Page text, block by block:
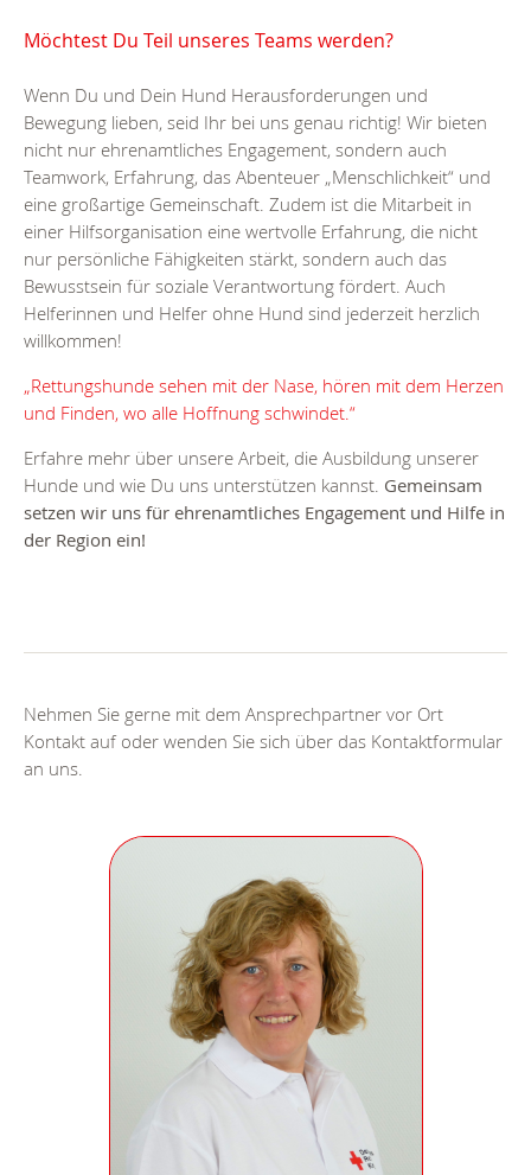
Möchtest Du Teil unseres Teams werden?
Wenn Du und Dein Hund Herausforderungen und
Bewegung lieben, seid Ihr bei uns genau richtig! Wir bieten
nicht nur ehrenamtliches Engagement, sondern auch
Teamwork, Erfahrung, das Abenteuer „Menschlichkeit“ und
eine großartige Gemeinschaft. Zudem ist die Mitarbeit in
einer Hilfsorganisation eine wertvolle Erfahrung, die nicht
nur persönliche Fähigkeiten stärkt, sondern auch das
Bewusstsein für soziale Verantwortung fördert. Auch
Helferinnen und Helfer ohne Hund sind jederzeit herzlich
willkommen!
„Rettungshunde sehen mit der Nase, hören mit dem Herzen
und Finden, wo alle Hoffnung schwindet.“
Erfahre mehr über unsere Arbeit, die Ausbildung unserer
Hunde und wie Du uns unterstützen kannst. Gemeinsam
setzen wir uns für ehrenamtliches Engagement und Hilfe in
der Region ein!
Nehmen Sie gerne mit dem Ansprechpartner vor Ort
Kontakt auf oder wenden Sie sich über das Kontaktformular
an uns.